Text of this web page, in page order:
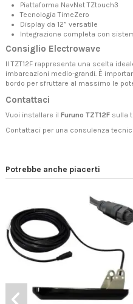
Piattaforma NavNet TZtouch3
Tecnologia TimeZero
Display da 12” versatile
Integrazione completa con
Consiglio Electrowave
Il TZT12F rappresenta una scelta
imbarcazioni medio-grandi. È
bordo per sfruttare al massimo le
Contattaci
Vuoi installare il Furuno TZT12F sulla
Contattaci per una consulenza
Potrebbe anche piacerti